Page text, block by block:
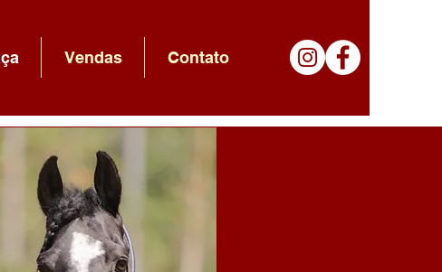
Vendas Contato